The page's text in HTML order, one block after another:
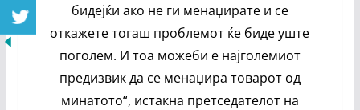
бидејќи ако не ги менаџирате и се
откажете тогаш проблемот ќе биде уште
поголем. И тоа можеби е најголемиот
предизвик да се менаџира товарот од
минатото“, истакна претседателот на